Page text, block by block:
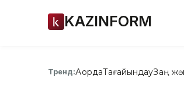
KAZINFORM
Тренд:АқордаТағайындауЗаң